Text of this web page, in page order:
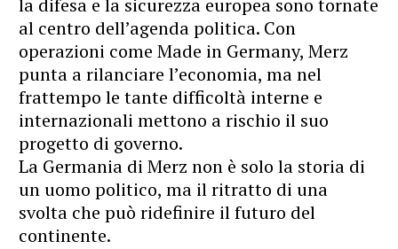
la difesa e la sicurezza europea sono tornate
al centro dell’agenda politica. Con
operazioni come Made in Germany, Merz
punta a rilanciare l’economia, ma nel
frattempo le tante difficoltà interne e
internazionali mettono a rischio il suo
progetto di governo.
La Germania di Merz non è solo la storia di
un uomo politico, ma il ritratto di una
svolta che può ridefinire il futuro del
continente.